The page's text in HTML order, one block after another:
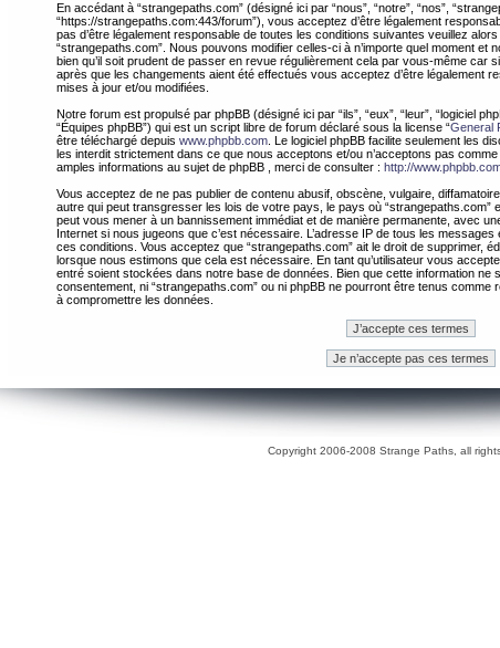
En accédant à “strangepaths.com” (désigné ici par “nous”, “notre”, “nos”,
“https://strangepaths.com:443/forum”), vous acceptez d’être légalement
pas d’être légalement responsable de toutes les conditions suivantes veuillez
“strangepaths.com”. Nous pouvons modifier celles-ci à n’importe quel moment et
bien qu’il soit prudent de passer en revue régulièrement cela par vous-même car
après que les changements aient été effectués vous acceptez d’être légalement
mises à jour et/ou modifiées.
Notre forum est propulsé par phpBB (désigné ici par “ils”, “eux”, “leur”, “logiciel
“Équipes phpBB”) qui est un script libre de forum déclaré sous la license “General
être téléchargé depuis www.phpbb.com . Le logiciel phpBB facilite seulement les
les interdit strictement dans ce que nous acceptons et/ou n’acceptons pas
amples informations au sujet de phpBB , merci de consulter : http://
Vous acceptez de ne pas publier de contenu abusif, obscène, vulgaire,
autre qui peut transgresser les lois de votre pays, le pays où “strangepaths.com”
peut vous mener à un bannissement immédiat et de manière permanente, avec
Internet si nous jugeons que c’est nécessaire. L’adresse IP de tous les
ces conditions. Vous acceptez que “strangepaths.com” ait le droit de supprimer,
lorsque nous estimons que cela est nécessaire. En tant qu’utilisateur vous
entré soient stockées dans notre base de données. Bien que cette information
consentement, ni “strangepaths.com” ou ni phpBB ne pourront être tenus
à compromettre les données.
Copyright 2006-2008 Strange Paths, all